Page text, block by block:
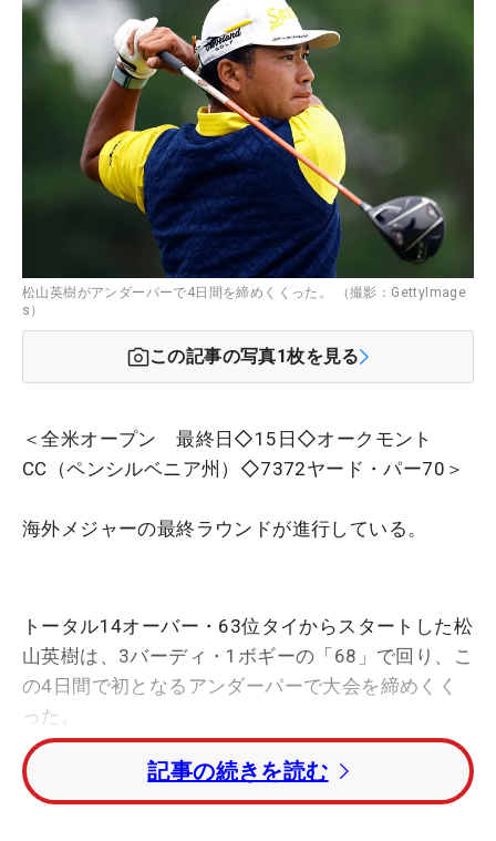
松山英樹がアンダーパーで4日間を締めくくった。 （撮影：GettyImage
s）
この記事の写真1枚を見る
＜全米オープン 最終日◇15日◇オークモント
CC（ペンシルベニア州）◇7372ヤード・パー70＞
海外メジャーの最終ラウンドが進行している。
トータル14オーバー・63位タイからスタートした松
山英樹は、3バーディ・1ボギーの「68」で回り、こ
の4日間で初となるアンダーパーで大会を締めくく
った。
ハリス・イングリッシュ（米国）との2サムで回る
最終日は、2番パー4で6.5メートルのパットを沈め
記事の続きを読む